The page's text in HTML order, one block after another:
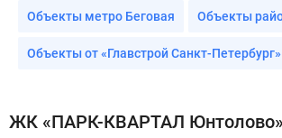
Объекты метро Беговая Объекты
Объекты от «Главстрой Санкт-Петербург»
ЖК «ПАРК-КВАРТАЛ Юнтолово»